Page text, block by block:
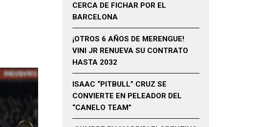
CERCA DE FICHAR POR EL
BARCELONA
¡OTROS 6 AÑOS DE MERENGUE!
VINI JR RENUEVA SU CONTRATO
HASTA 2032
ISAAC “PITBULL” CRUZ SE
CONVIERTE EN PELEADOR DEL
“CANELO TEAM”